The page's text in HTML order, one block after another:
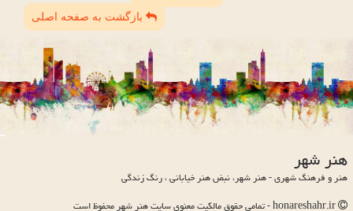
بازگشت به صفحه اصلی
هنر شهر
هنر و فرهنگ شهری - هنر شهر، نبض هنر خیابانی ، رنگ زندگی